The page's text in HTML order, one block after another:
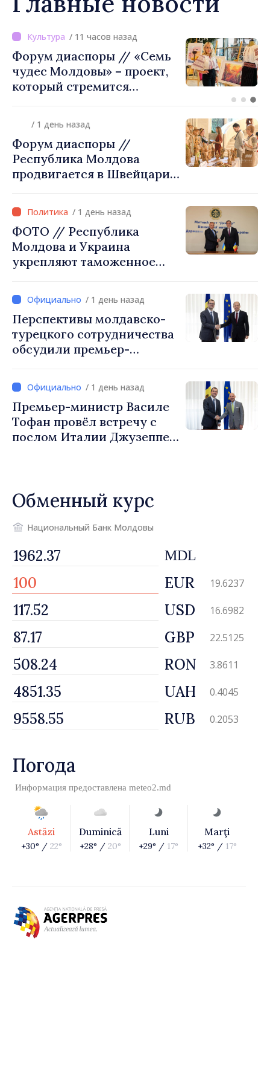
/ 5 часов назад
ВИДЕО // Калараш
формирует крупнейший
кластер добровольного
утвердил окончательное
решение
/ 1 день назад
Форум диаспоры //
Республика Молдова
продвигается в Швейцарии
и экспорт
/ 1 день назад
ФОТО // Республика
Молдова и Украина
укрепляют таможенное
обеспечения безопасности
границы и европейской
интеграции. Встреча в
Могилёв-Подольском
/ 1 день назад
Перспективы молдавско-
турецкого сотрудничества
обсудили премьер-
посол Турции Уйгар
Мустафа Сертел/ 1 день назад
Премьер-министр Василе
Тофан провёл встречу с
послом Италии Джузеппе
Обменный курс
Национальный Банк Молдовы
MDL
EUR 19.6237
USD 16.6982
GBP 22.5125
RON 3.8611
UAH 0.4045
RUB 0.2053
Погода
Информация предоставлена meteo2.md
Astăzi
+30° / 22°
Duminică
+28° / 20°
Luni
+29° / 17°
Marţi
+32° / 17°